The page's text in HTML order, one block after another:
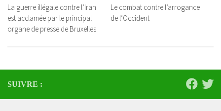
La guerre illégale contre l’Iran
est acclamée par le principal
organe de presse de Bruxelles
Le combat contre l’arrogance
de l’Occident
SUIVRE :